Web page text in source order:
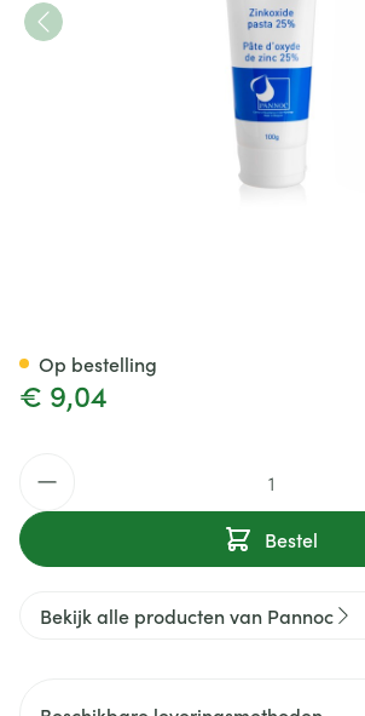
€ 9,04
Bestel
Op bestelling
Bekijk alle producten van Pannoc